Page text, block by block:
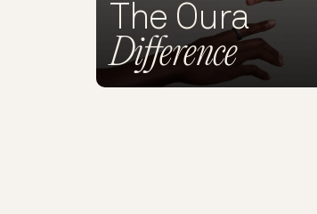
The Oura
Difference